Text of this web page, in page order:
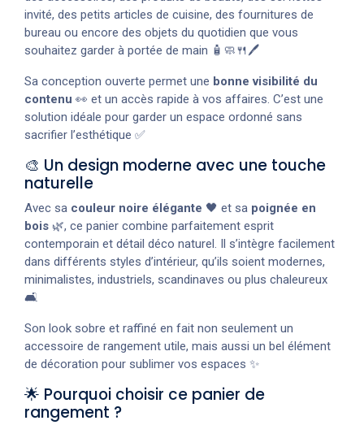
invité, des petits articles de cuisine, des fournitures de
bureau ou encore des objets du quotidien que vous
souhaitez garder à portée de main 🧴🧼🍴🖊️
Sa conception ouverte permet une bonne visibilité du
contenu 👀 et un accès rapide à vos affaires. C’est une
solution idéale pour garder un espace ordonné sans
sacrifier l’esthétique ✅
🎨 Un design moderne avec une touche
naturelle
Avec sa couleur noire élégante 🖤 et sa poignée en
bois 🌿, ce panier combine parfaitement esprit
contemporain et détail déco naturel. Il s’intègre facilement
dans différents styles d’intérieur, qu’ils soient modernes,
minimalistes, industriels, scandinaves ou plus chaleureux
🛋️
Son look sobre et raffiné en fait non seulement un
accessoire de rangement utile, mais aussi un bel élément
de décoration pour sublimer vos espaces ✨
🌟 Pourquoi choisir ce panier de
rangement ?